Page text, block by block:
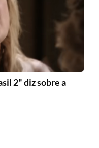
2" diz sobre a